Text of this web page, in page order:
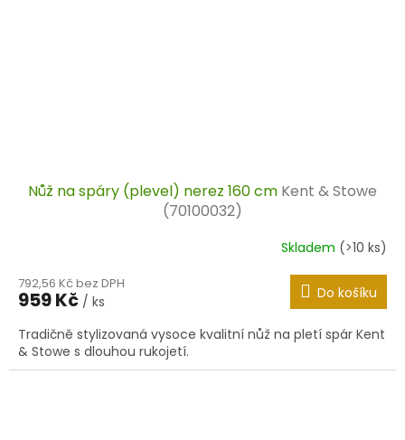
Nůž na spáry (plevel) nerez 160 cm Kent & Stowe
(70100032)
Skladem (>10 ks)
792,56 Kč bez DPH
959 Kč / ks Do košíku
Tradičně stylizovaná vysoce kvalitní nůž na pletí spár Kent
& Stowe s dlouhou rukojetí.